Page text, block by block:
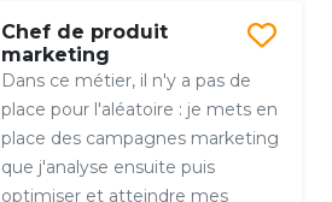
Chef de produit
marketing
Dans ce métier, il n'y a pas de
place pour l'aléatoire : je mets en
place des campagnes marketing
que j'analyse ensuite puis
optimiser et atteindre mes